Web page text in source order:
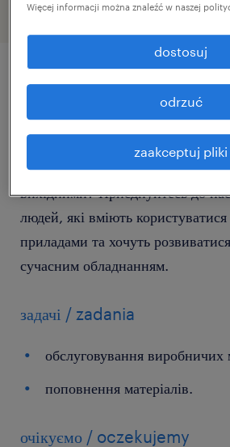
szczegóły oferty
Ви маєте технічні здібності та
дозволить вам насолоджуватися
вихідними? Приєднуйтесь до
людей, які вміють
приладами та хочуть
сучасним обладнанням.
задачі / zadania
обслуговування
поповнення матеріалів.
очікуємо / oczekujemy
Więcej informacji można znaleźć w naszej
zaakceptuj pliki
odrzuć
dostosuj